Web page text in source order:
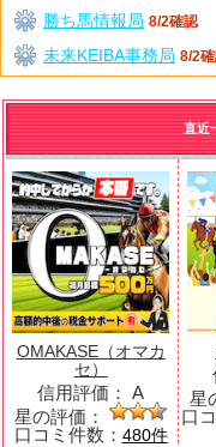
勝ち馬情報局 8/2確認
未来KEIBA事務局 8/2
直近
OMAKASE（オマカ
セ）
信用評価： A
星の評価：
口コミ件数： 480件
星
口